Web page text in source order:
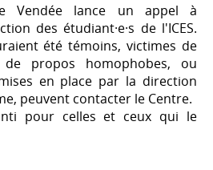
Vendée lance un appel à
des étudiant·e·s de l'ICES.
été témoins, victimes de
propos homophobes, ou
en place par la direction
peuvent contacter le Centre.
pour celles et ceux qui le